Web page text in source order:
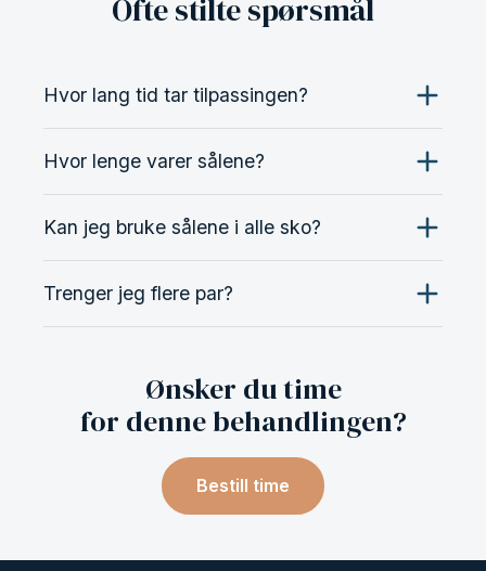
Ofte stilte spørsmål
Hvor lang tid tar tilpassingen?
Hvor lenge varer sålene?
Kan jeg bruke sålene i alle sko?
Trenger jeg flere par?
Ønsker du time
for denne behandlingen?
Bestill time